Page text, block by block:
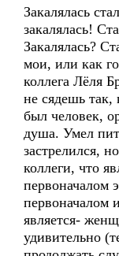
Закалялась
закалялась!
Закалялась?
мои, или как
коллега Лёля
не сядешь так,
был человек,
душа. Умел
застрелился,
коллеги, что
первоначалом
первоначалом
является-
удивительно